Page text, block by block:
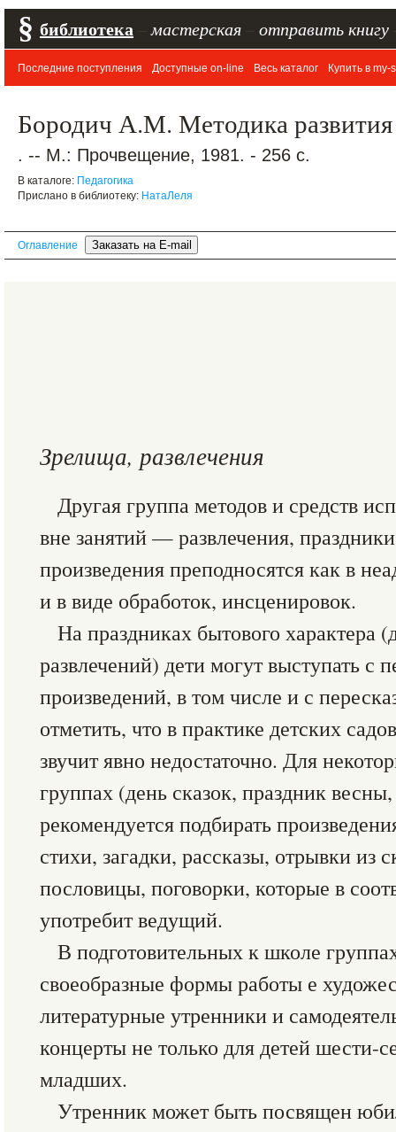
§ библиотека мастерская отправить книгу
Последние поступления Доступные on-line Весь каталог Купить в my-
Бородич А.М. Методика развития
. -- М.: Прочвещение, 1981. - 256 с.
В каталоге: Педагогика
Прислано в библиотеку: НатаЛеля
Оглавление
Зрелища, развлечения
Другая группа методов и средств
вне занятий — развлечения,
произведения преподносятся как в
и в виде обработок, инсценировок.
На праздниках бытового характера
развлечений) дети могут выступать с
произведений, в том числе и с
отметить, что в практике детских
звучит явно недостаточно. Для
группах (день сказок, праздник
рекомендуется подбирать
стихи, загадки, рассказы, отрывки из
пословицы, поговорки, которые в
употребит ведущий.
В подготовительных к школе
своеобразные формы работы е
литературные утренники и
концерты не только для детей шести-
младших.
Утренник может быть посвящен